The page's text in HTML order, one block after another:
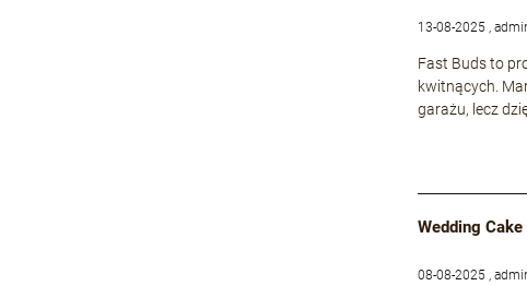
13-08-2025 ,
Fast Buds to
kwitnących.
garażu, lecz
Wedding
08-08-2025 ,